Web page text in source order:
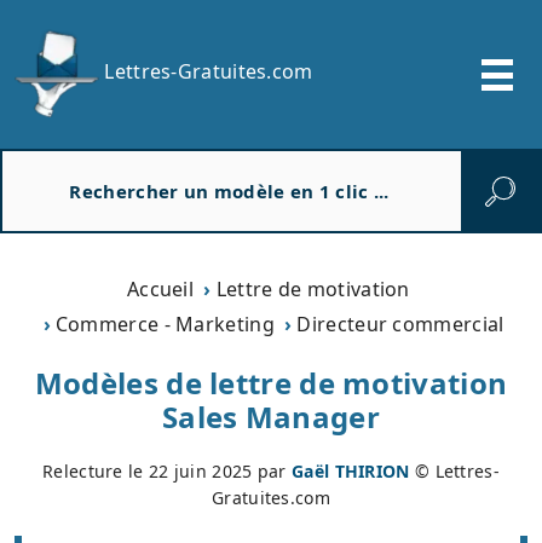
Lettres-Gratuites.com
Accueil
Lettre de motivation
Commerce - Marketing
Directeur commercial
Modèles de lettre de motivation
Sales Manager
Relecture le 22 juin 2025 parGaël THIRION © Lettres-
Gratuites.com